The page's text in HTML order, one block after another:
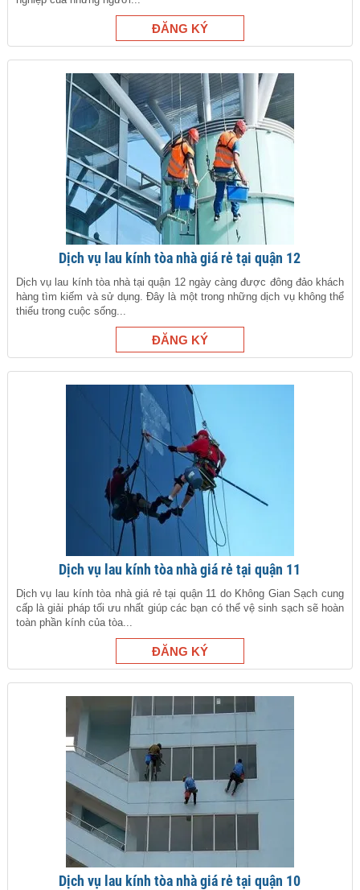
Dịch vụ lau kính tòa nhà giá rẻ tại quận 12
Dịch vụ lau kính tòa nhà tại quận 12 ngày càng được đông đảo khách
hàng tìm kiếm và sử dụng. Đây là một trong những dịch vụ không thể
thiếu trong cuộc sống...
Dịch vụ lau kính tòa nhà giá rẻ tại quận 11
Dịch vụ lau kính tòa nhà giá rẻ tại quận 11 do Không Gian Sạch cung
cấp là giải pháp tối ưu nhất giúp các bạn có thể vệ sinh sạch sẽ hoàn
toàn phần kính của tòa...
Dịch vụ lau kính tòa nhà giá rẻ tại quận 10